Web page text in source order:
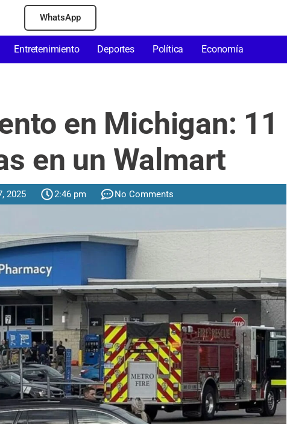
WhatsApp
Entretenimiento Deportes Política Economía
en Michigan: 11
en un Walmart
2025 2:46 pm No Comments